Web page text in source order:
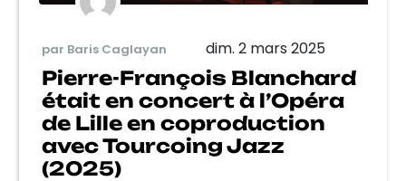
par Baris Caglayan dim. 2 mars 2025
Pierre-François Blanchard
était en concert à l’Opéra
de Lille en coproduction
avec Tourcoing Jazz
(2025)